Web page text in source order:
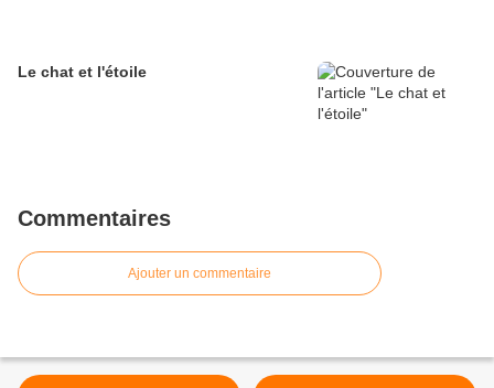
Le chat et l'étoile
Commentaires
Ajouter un commentaire